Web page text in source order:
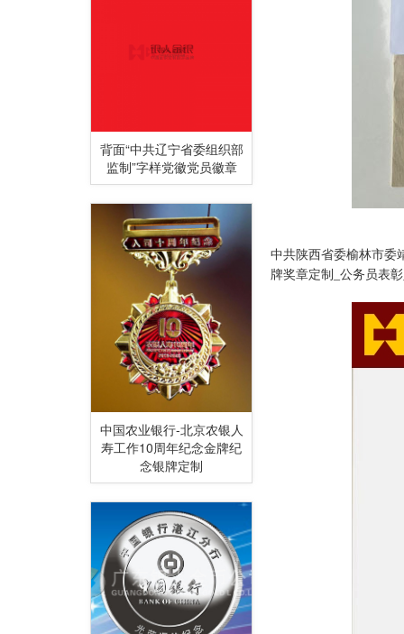
背面“中共辽宁省委组织部
监制”字样党徽党员徽章
中国农业银行-北京农银人
寿工作10周年纪念金牌纪
念银牌定制
中共陕西省委榆林市委
牌奖章定制
_公务员表彰